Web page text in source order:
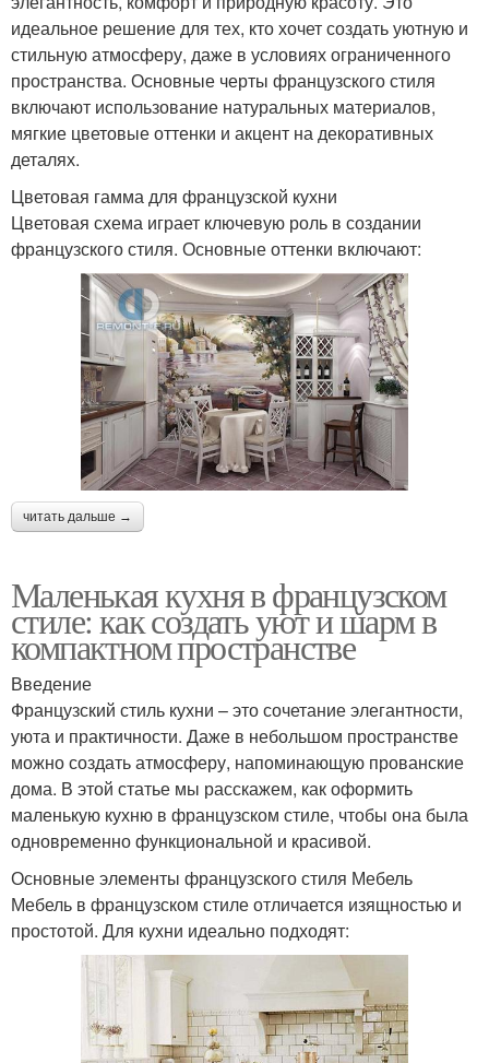
идеальное решение для тех, кто хочет создать уютную и
стильную атмосферу, даже в условиях ограниченного
пространства. Основные черты французского стиля
включают использование натуральных материалов,
мягкие цветовые оттенки и акцент на декоративных
деталях.
Цветовая гамма для французской кухни
Цветовая схема играет ключевую роль в создании
французского стиля. Основные оттенки включают:
читать дальше →
Маленькая кухня в французском
стиле: как создать уют и шарм в
компактном пространстве
Введение
Французский стиль кухни – это сочетание элегантности,
уюта и практичности. Даже в небольшом пространстве
можно создать атмосферу, напоминающую прованские
дома. В этой статье мы расскажем, как оформить
маленькую кухню в французском стиле, чтобы она была
одновременно функциональной и красивой.
Основные элементы французского стиля Мебель
Мебель в французском стиле отличается изящностью и
простотой. Для кухни идеально подходят: